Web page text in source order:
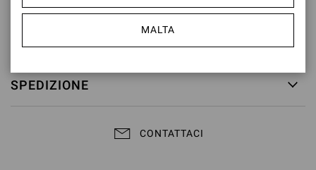
RESI & CAMBI
SPEDIZIONE
CONTATTACI
MALTA